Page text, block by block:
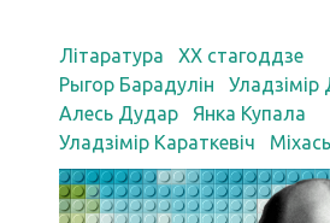
Літаратура
XX стагоддзе
Рыгор Барадулін
Уладзімір
Алесь Дудар
Янка Купала
Уладзімір Караткевіч